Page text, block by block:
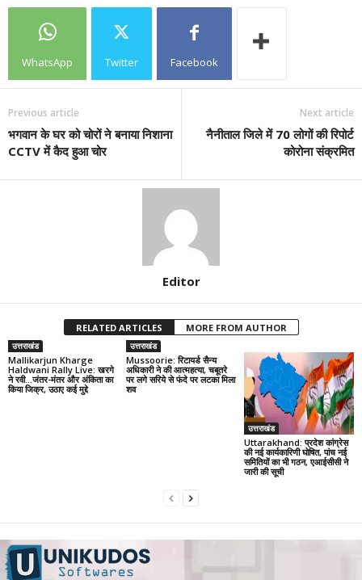
WhatsApp Twitter Facebook
Previous article
भगवान के घर को चोरों ने बनाया निशाना
CCTV में कैद हुआ चोर
Next article
नैनीताल जिले में 70 लोगों की रिपोर्ट
कोरोना संक्रमित
Editor
RELATED ARTICLES MORE FROM AUTHOR
उत्तराखंड
Mallikarjun Kharge
Haldwani Rally Live: खरगे
ने रवी…जंतर-मंतर और अंकिता का
किया जिक्र, उठाए कई मुद्दे
उत्तराखंड
Mussoorie: रिटायर्ड सैन्य
अधिकारी ने की आत्महत्या, चबूतरे
पर लगे सरिये से फंदे पर लटका मिला
शव
उत्तराखंड
Uttarakhand: प्रदेश कांग्रेस
की नई कार्यकारिणी घोषित, पांच नई
समितियों का भी गठन, एआईसीसी ने
जारी की सूची